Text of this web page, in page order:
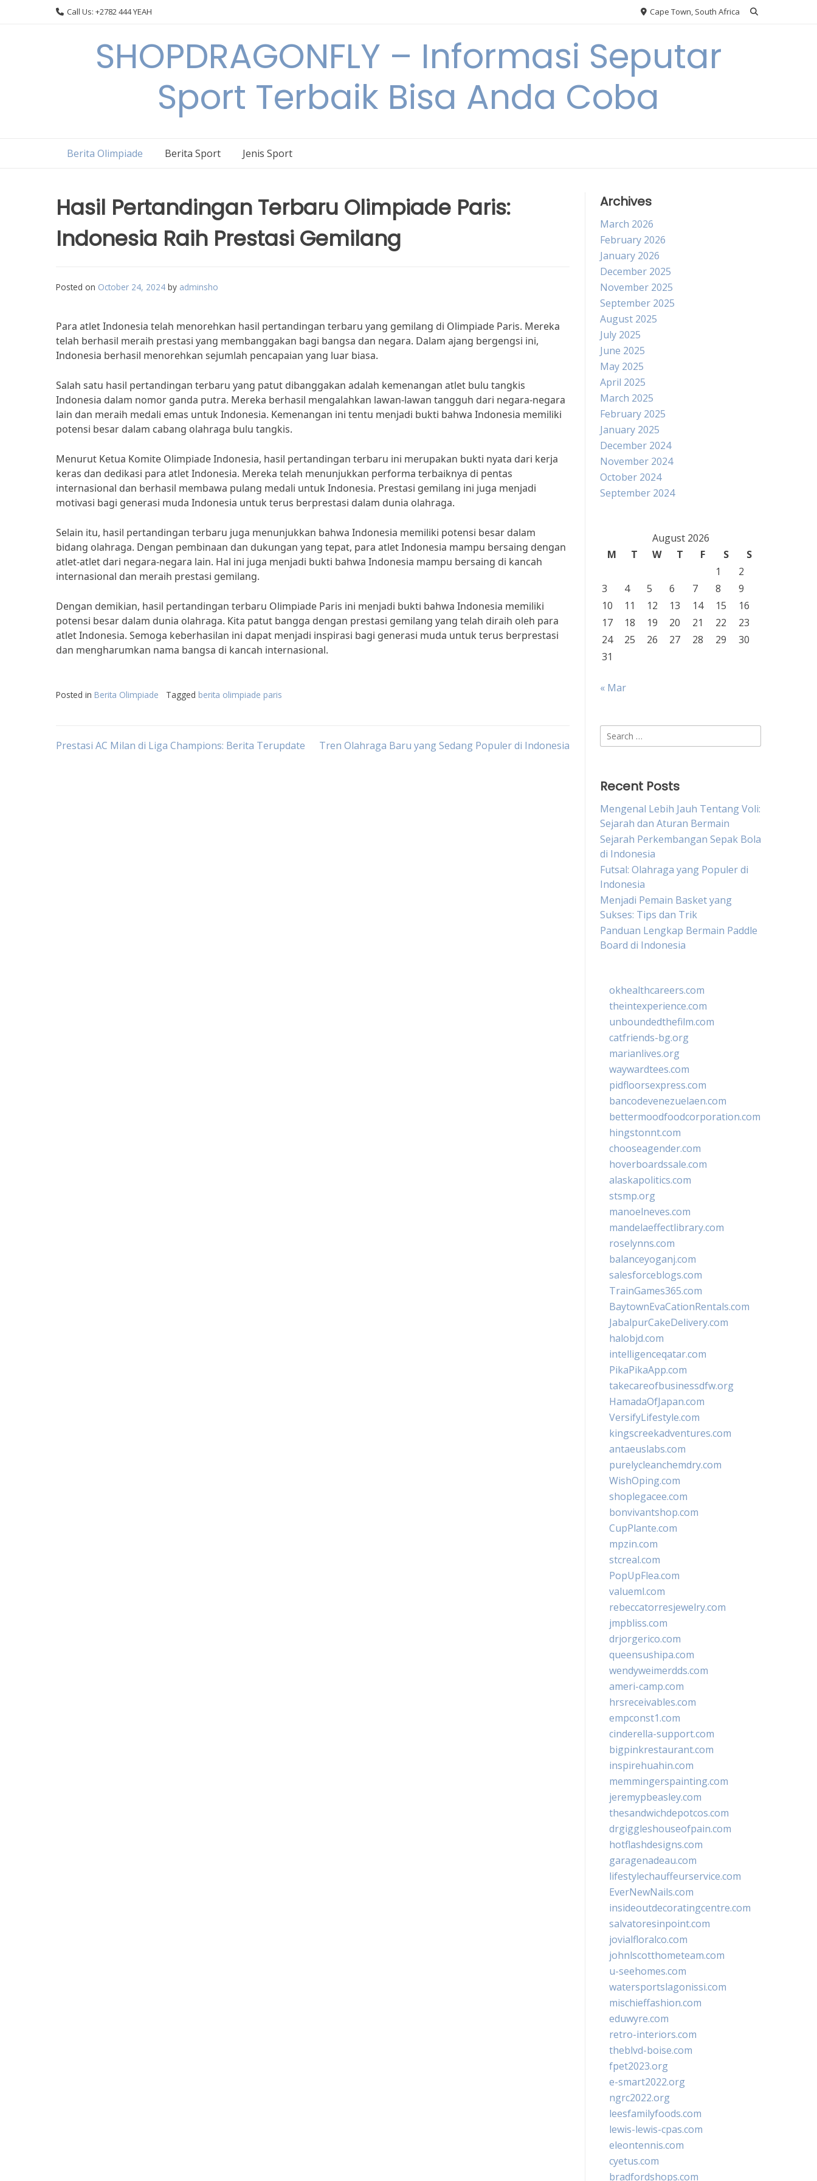
Call Us: +2782 444 YEAH Cape Town, South Africa
SHOPDRAGONFLY – Informasi Seputar
Sport Terbaik Bisa Anda Coba
Berita Olimpiade Berita Sport Jenis Sport
Hasil Pertandingan Terbaru Olimpiade Paris:
Indonesia Raih Prestasi Gemilang
Posted on October 24, 2024 by adminsho
Para atlet Indonesia telah menorehkan hasil pertandingan terbaru yang gemilang di Olimpiade Paris. Mereka
telah berhasil meraih prestasi yang membanggakan bagi bangsa dan negara. Dalam ajang bergengsi ini,
Indonesia berhasil menorehkan sejumlah pencapaian yang luar biasa.
Salah satu hasil pertandingan terbaru yang patut dibanggakan adalah kemenangan atlet bulu tangkis
Indonesia dalam nomor ganda putra. Mereka berhasil mengalahkan lawan-lawan tangguh dari negara-negara
lain dan meraih medali emas untuk Indonesia. Kemenangan ini tentu menjadi bukti bahwa Indonesia memiliki
potensi besar dalam cabang olahraga bulu tangkis.
Menurut Ketua Komite Olimpiade Indonesia, hasil pertandingan terbaru ini merupakan bukti nyata dari kerja
keras dan dedikasi para atlet Indonesia. Mereka telah menunjukkan performa terbaiknya di pentas
internasional dan berhasil membawa pulang medali untuk Indonesia. Prestasi gemilang ini juga menjadi
motivasi bagi generasi muda Indonesia untuk terus berprestasi dalam dunia olahraga.
Selain itu, hasil pertandingan terbaru juga menunjukkan bahwa Indonesia memiliki potensi besar dalam
bidang olahraga. Dengan pembinaan dan dukungan yang tepat, para atlet Indonesia mampu bersaing dengan
atlet-atlet dari negara-negara lain. Hal ini juga menjadi bukti bahwa Indonesia mampu bersaing di kancah
internasional dan meraih prestasi gemilang.
Dengan demikian, hasil pertandingan terbaru Olimpiade Paris ini menjadi bukti bahwa Indonesia memiliki
potensi besar dalam dunia olahraga. Kita patut bangga dengan prestasi gemilang yang telah diraih oleh para
atlet Indonesia. Semoga keberhasilan ini dapat menjadi inspirasi bagi generasi muda untuk terus berprestasi
dan mengharumkan nama bangsa di kancah internasional.
Posted in Berita Olimpiade Tagged berita olimpiade paris
Post
Prestasi AC Milan di Liga Champions: Berita Terupdate Tren Olahraga Baru yang Sedang Populer di Indonesia
Archives
March 2026
February 2026
January 2026
December 2025
November 2025
September 2025
August 2025
July 2025
June 2025
May 2025
April 2025
March 2025
February 2025
January 2025
December 2024
November 2024
October 2024
September 2024
August 2026
M
T W T F S
S
1
2
3
4 5 6 7 8
9
10
11 12 13 14 15
16
17
18 19 20 21 22
23
24
25 26 27 28 29
30
31
« Mar
Search
for:
Recent Posts
Mengenal Lebih Jauh Tentang Voli:
Sejarah dan Aturan Bermain
Sejarah Perkembangan Sepak Bola
di Indonesia
Futsal: Olahraga yang Populer di
Indonesia
Menjadi Pemain Basket yang
Sukses: Tips dan Trik
Panduan Lengkap Bermain Paddle
Board di Indonesia
okhealthcareers.com
theintexperience.com
unboundedthefilm.com
catfriends-bg.org
marianlives.org
waywardtees.com
pidfloorsexpress.com
bancodevenezuelaen.com
bettermoodfoodcorporation.com
hingstonnt.com
chooseagender.com
hoverboardssale.com
alaskapolitics.com
stsmp.org
manoelneves.com
mandelaeffectlibrary.com
roselynns.com
balanceyoganj.com
salesforceblogs.com
TrainGames365.com
BaytownEvaCationRentals.com
JabalpurCakeDelivery.com
halobjd.com
intelligenceqatar.com
PikaPikaApp.com
takecareofbusinessdfw.org
HamadaOfJapan.com
VersifyLifestyle.com
kingscreekadventures.com
antaeuslabs.com
purelycleanchemdry.com
WishOping.com
shoplegacee.com
bonvivantshop.com
CupPlante.com
mpzin.com
stcreal.com
PopUpFlea.com
valueml.com
rebeccatorresjewelry.com
jmpbliss.com
drjorgerico.com
queensushipa.com
wendyweimerdds.com
ameri-camp.com
hrsreceivables.com
empconst1.com
cinderella-support.com
bigpinkrestaurant.com
inspirehuahin.com
memmingerspainting.com
jeremypbeasley.com
thesandwichdepotcos.com
drgiggleshouseofpain.com
hotflashdesigns.com
garagenadeau.com
lifestylechauffeurservice.com
EverNewNails.com
insideoutdecoratingcentre.com
salvatoresinpoint.com
jovialfloralco.com
johnlscotthometeam.com
u-seehomes.com
watersportslagonissi.com
mischieffashion.com
eduwyre.com
retro-interiors.com
theblvd-boise.com
fpet2023.org
e-smart2022.org
ngrc2022.org
leesfamilyfoods.com
lewis-lewis-cpas.com
eleontennis.com
cyetus.com
bradfordshops.com